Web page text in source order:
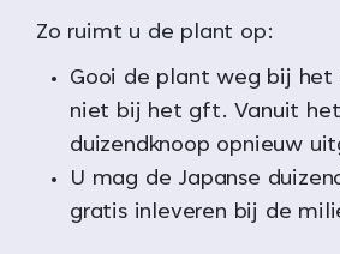
Zo ruimt u de plant op:
Gooi de plant weg bij het
niet bij het gft. Vanuit
duizendknoop opnieuw
U mag de Japanse
gratis inleveren bij de